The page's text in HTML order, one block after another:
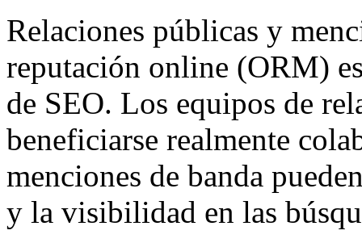
Relaciones públicas y
reputación online (ORM)
de SEO. Los equipos de
beneficiarse realmente
menciones de banda
y la visibilidad en las